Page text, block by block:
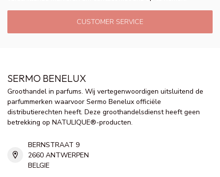
CUSTOMER SERVICE
SERMO BENELUX
Groothandel in parfums. Wij vertegenwoordigen uitsluitend de
parfummerken waarvoor Sermo Benelux officiële
distributierechten heeft. Deze groothandelsdienst heeft geen
betrekking op NATULIQUE®-producten.
BERNSTRAAT 9
2660 ANTWERPEN
BELGIE